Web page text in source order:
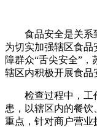
食品安全是关系到
为切实加强辖区食
障群众“舌尖安全”
辖区内积极开展食品
检查过程中，工作
患，以辖区内的餐
重点，针对商户营业